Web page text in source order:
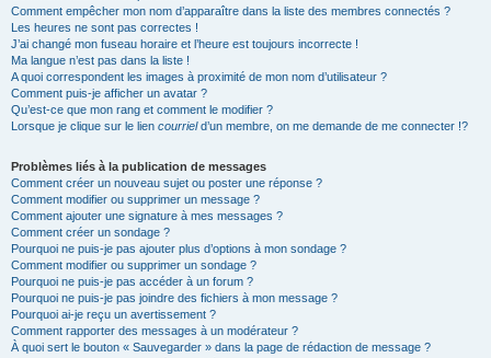
Comment empêcher mon nom d’apparaître dans la liste des membres connectés ?
Les heures ne sont pas correctes !
J’ai changé mon fuseau horaire et l’heure est toujours incorrecte !
Ma langue n’est pas dans la liste !
A quoi correspondent les images à proximité de mon nom d’utilisateur ?
Comment puis-je afficher un avatar ?
Qu’est-ce que mon rang et comment le modifier ?
Lorsque je clique sur le lien courrield’un membre, on me demande de me connecter !?
Problèmes liés à la publication de messages
Comment créer un nouveau sujet ou poster une réponse ?
Comment modifier ou supprimer un message ?
Comment ajouter une signature à mes messages ?
Comment créer un sondage ?
Pourquoi ne puis-je pas ajouter plus d’options à mon sondage ?
Comment modifier ou supprimer un sondage ?
Pourquoi ne puis-je pas accéder à un forum ?
Pourquoi ne puis-je pas joindre des fichiers à mon message ?
Pourquoi ai-je reçu un avertissement ?
Comment rapporter des messages à un modérateur ?
À quoi sert le bouton « Sauvegarder » dans la page de rédaction de message ?